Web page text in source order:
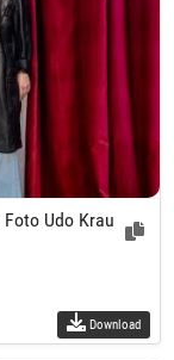
Udo Krau
Download